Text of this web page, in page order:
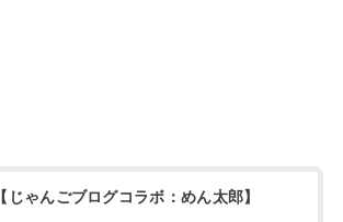
【じゃんごブログコラボ：めん太郎】